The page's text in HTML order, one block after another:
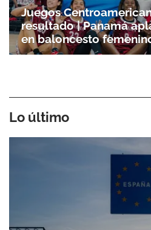
Juegos
resultado | Panamá
en baloncesto
Lo último